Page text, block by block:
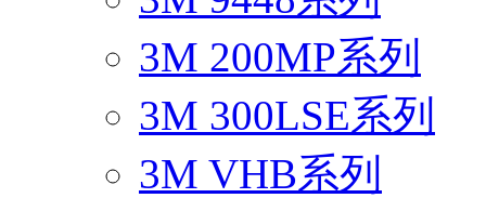
3M 200MP系列
3M 300LSE系列
3M VHB系列